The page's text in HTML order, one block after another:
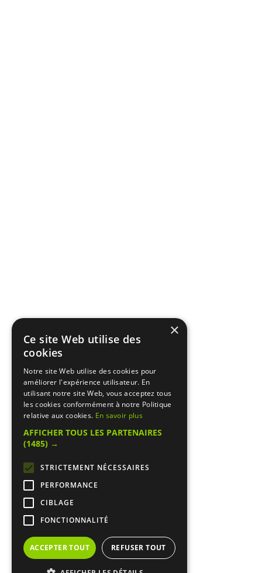
×
Ce site Web utilise des
cookies
Notre site Web utilise des cookies pour
améliorer l'expérience utilisateur. En
utilisant notre site Web, vous acceptez tous
les cookies conformément à notre Politique
relative aux cookies. En savoir plus
AFFICHER TOUS LES PARTENAIRES
(1485) →
STRICTEMENT NÉCESSAIRES
PERFORMANCE
CIBLAGE
FONCTIONNALITÉ
ACCEPTER TOUT REFUSER TOUT